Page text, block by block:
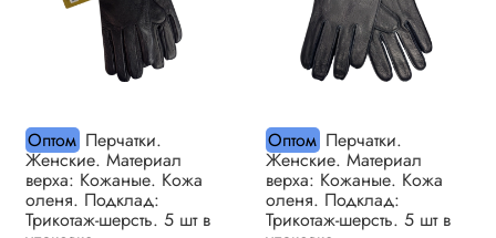
ОптомПерчатки.
Женские. Материал
верха: Кожаные. Кожа
оленя. Подклад:
Трикотаж-шерсть. 5 шт в
ОптомПерчатки.
Женские. Материал
верха: Кожаные. Кожа
оленя. Подклад:
Трикотаж-шерсть. 5 шт в